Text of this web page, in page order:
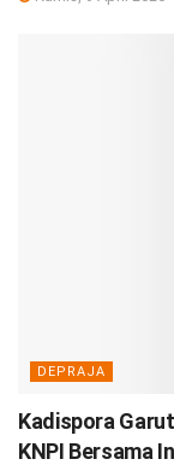
DEPRAJA
Kadispora
KNPI Bersama